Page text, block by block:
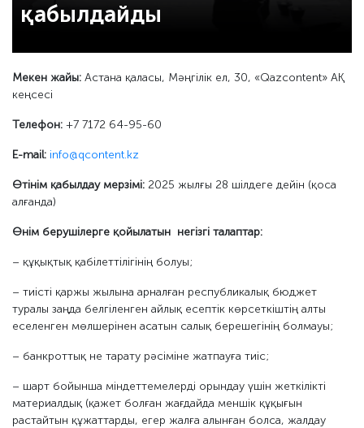
қабылдайды
Мекен жайы: Астана қаласы, Мәңгілік ел, 30, «Qazcontent» АҚ
кеңсесі
Телефон: +7 7172 64-95-60
E-mail: info@qcontent.kz
Өтінім қабылдау мерзімі: 2025 жылғы 28 шілдеге дейін (қоса
алғанда)
Өнім берушілерге қойылатын негізгі талаптар:
– құқықтық қабілеттілігінің болуы;
– тиісті қаржы жылына арналған республикалық бюджет
туралы заңда белгіленген айлық есептік көрсеткіштің алты
еселенген мөлшерінен асатын салық берешегінің болмауы;
– банкроттық не тарату рәсіміне жатпауға тиіс;
– шарт бойынша міндеттемелерді орындау үшін жеткілікті
материалдық (қажет болған жағдайда меншік құқығын
растайтын құжаттарды, егер жалға алынған болса, жалдау